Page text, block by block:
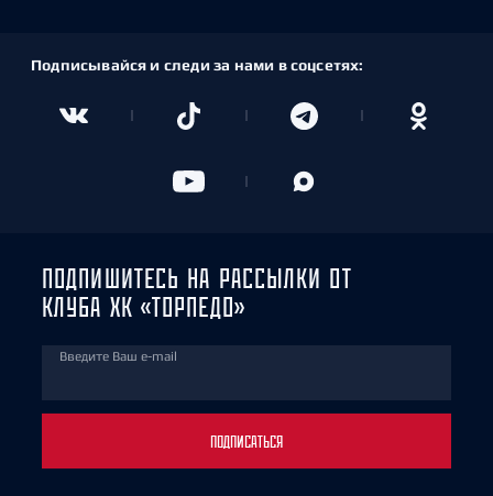
Подписывайся и следи за нами в соцсетях:
ПОДПИШИТЕСЬ НА РАССЫЛКИ ОТ
КЛУБА ХК «ТОРПЕДО»
Введите Ваш e-mail
ПОДПИСАТЬСЯ